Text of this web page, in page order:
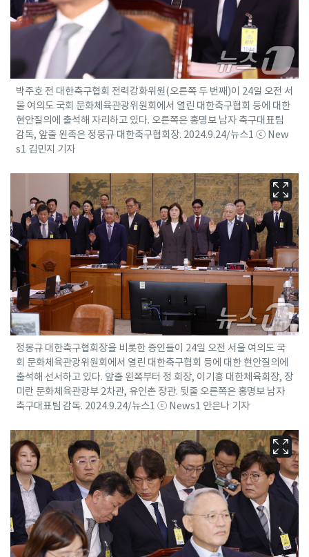
박주호 전 대한축구협회 전력강화위원(오른쪽 두 번째)이 24일 오전 서
울 여의도 국회 문화체육관광위원회에서 열린 대한축구협회 등에 대한
현안질의에 출석해 자리하고 있다. 오른쪽은 홍명보 남자 축구대표팀
감독, 앞줄 왼족은 정몽규 대한축구협회장. 2024.9.24/뉴스1 ⓒ New
s1 김민지 기자
정몽규 대한축구협회장을 비롯한 증인들이 24일 오전 서울 여의도 국
회 문화체육관광위원회에서 열린 대한축구협회 등에 대한 현안질의에
출석해 선서하고 있다. 앞줄 왼쪽부터 정 회장, 이기흥 대한체육회장, 장
미란 문화체육관광부 2차관, 유인촌 장관. 뒷줄 오른쪽은 홍명보 남자
축구대표팀 감독. 2024.9.24/뉴스1 ⓒ News1 안은나 기자